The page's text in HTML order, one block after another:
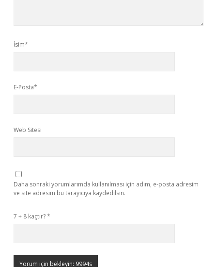
İsim*
E-Posta*
Web Sitesi
Daha sonraki yorumlarımda kullanılması için adım, e-posta adresim
ve site adresim bu tarayıcıya kaydedilsin.
7 + 8 kaçtır?*